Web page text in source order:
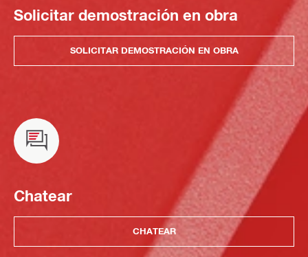
Solicitar demostración en obra
SOLICITAR DEMOSTRACIÓN EN OBRA
Chatear
CHATEAR